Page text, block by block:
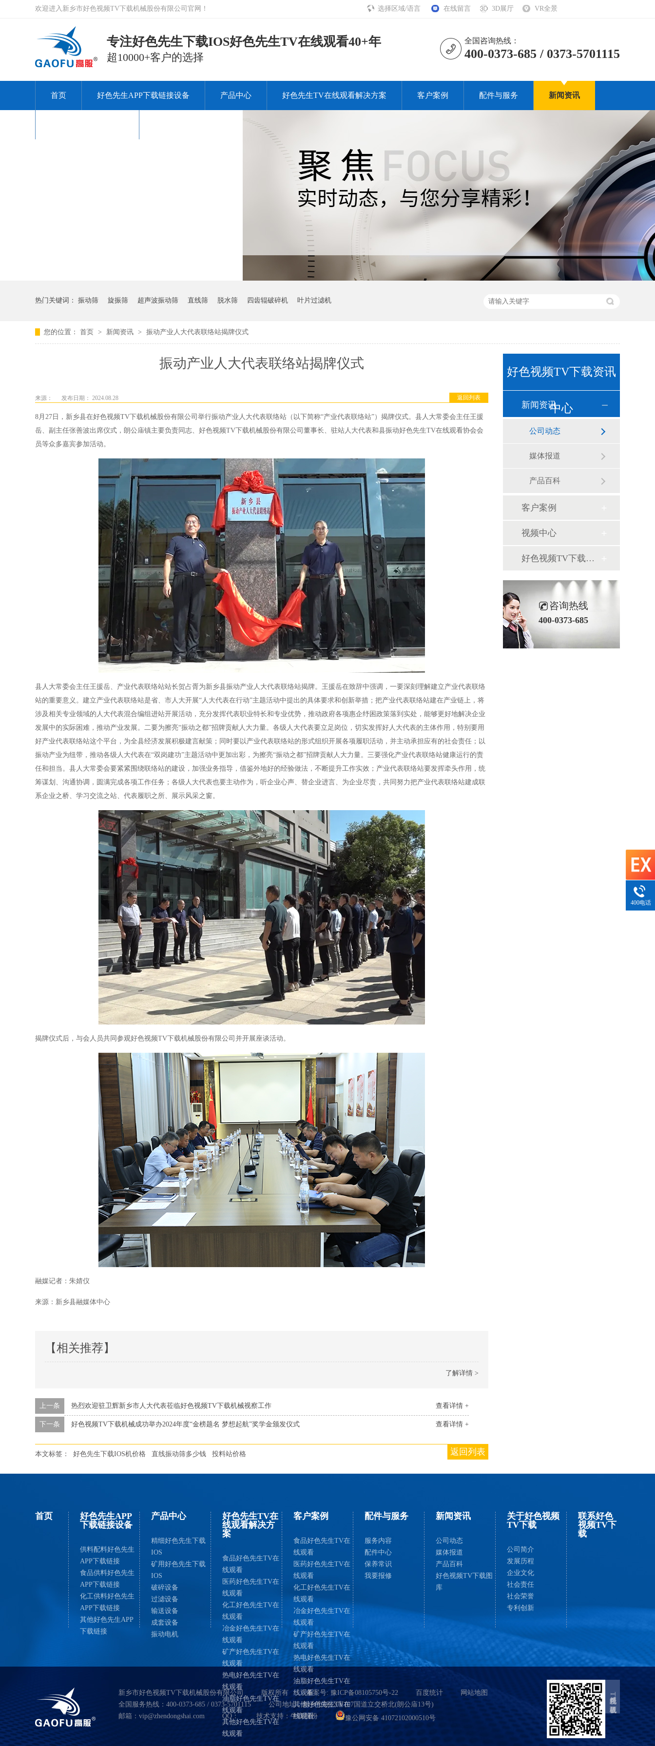
选择区域/语言 在线留言 3D展厅 VR全景
欢迎进入新乡市好色视频TV下载机械股份有限公司官网！
专注好色先生下载IOS好色先生TV在线观看40+年
超10000+客户的选择
全国咨询热线：
400-0373-685 / 0373-5701115
首页 好色先生APP下载链接设备 产品中心 好色先生TV在线观看解决方案 客户案例 配件与服务 新闻资讯
热门关键词： 振动筛 旋振筛 超声波振动筛 直线筛 脱水筛 四齿辊破碎机 叶片过滤机
您的位置： 首页 > 新闻资讯 > 振动产业人大代表联络站揭牌仪式
振动产业人大代表联络站揭牌仪式
返回列表
来源： 发布日期： 2024.08.28
8月27日，新乡县在好色视频TV下载机械股份有限公司举行振动产业人大代表联络站（以下简称“产业代表联络站”）揭牌仪式。县人大常委会主任王援
岳、副主任张善波出席仪式，朗公庙镇主要负责同志、好色视频TV下载机械股份有限公司董事长、驻站人大代表和县振动好色先生TV在线观看协会会
员等众多嘉宾参加活动。
县人大常委会主任王援岳、产业代表联络站站长贺占胥为新乡县振动产业人大代表联络站揭牌。王援岳在致辞中强调，一要深刻理解建立产业代表联络
站的重要意义。建立产业代表联络站是省、市人大开展“人大代表在行动”主题活动中提出的具体要求和创新举措；把产业代表联络站建在产业链上，将
涉及相关专业领域的人大代表混合编组进站开展活动，充分发挥代表职业特长和专业优势，推动政府各项惠企纾困政策落到实处，能够更好地解决企业
发展中的实际困难，推动产业发展。二要为擦亮“振动之都”招牌贡献人大力量。各级人大代表要立足岗位，切实发挥好人大代表的主体作用，特别要用
好产业代表联络站这个平台，为全县经济发展积极建言献策；同时要以产业代表联络站的形式组织开展各项履职活动，并主动承担应有的社会责任；以
振动产业为纽带，推动各级人大代表在“双岗建功”主题活动中更加出彩，为擦亮“振动之都”招牌贡献人大力量。三要强化产业代表联络站健康运行的责
任和担当。县人大常委会要紧紧围绕联络站的建设，加强业务指导，借鉴外地好的经验做法，不断提升工作实效；产业代表联络站要发挥牵头作用，统
筹谋划、沟通协调，圆满完成各项工作任务；各级人大代表也要主动作为，听企业心声、替企业进言、为企业尽责，共同努力把产业代表联络站建成联
系企业之桥、学习交流之站、代表履职之所、展示风采之窗。
揭牌仪式后，与会人员共同参观好色视频TV下载机械股份有限公司并开展座谈活动。
融媒记者：朱婧仪
来源：新乡县融媒体中心
【相关推荐】
了解详情 >
查看详情 +
上一条 热烈欢迎驻卫辉新乡市人大代表莅临好色视频TV下载机械视察工作
查看详情 +
下一条 好色视频TV下载机械成功举办2024年度“金榜题名 梦想起航”奖学金颁发仪式
返回列表
本文标签： 好色先生下载IOS机价格 直线振动筛多少钱 投料站价格
好色视频TV下载资讯
中心
新闻资讯
公司动态
媒体报道
产品百科
客户案例
视频中心
好色视频TV下载图库
咨询热线
400-0373-685
首页
好色先生APP
下载链接设备
供料配料好色先生
APP下载链接
食品供料好色先生
APP下载链接
化工供料好色先生
APP下载链接
其他好色先生APP
下载链接
产品中心
精细好色先生下载
IOS
矿用好色先生下载
IOS
破碎设备
过滤设备
输送设备
成套设备
振动电机
好色先生TV在
线观看解决方
案
食品好色先生TV在
线观看
医药好色先生TV在
线观看
化工好色先生TV在
线观看
冶金好色先生TV在
线观看
矿产好色先生TV在
线观看
热电好色先生TV在
线观看
油脂好色先生TV在
线观看
其他好色先生TV在
线观看
客户案例
食品好色先生TV在
线观看
医药好色先生TV在
线观看
化工好色先生TV在
线观看
冶金好色先生TV在
线观看
矿产好色先生TV在
线观看
热电好色先生TV在
线观看
油脂好色先生TV在
线观看
其他好色先生TV在
线观看
配件与服务
服务内容
配件中心
保养常识
我要报修
新闻资讯
公司动态
媒体报道
产品百科
好色视频TV下载图
库
关于好色视频
TV下载
公司简介
发展历程
企业文化
社会责任
社会荣誉
专利创新
联系好色
视频TV下
载
新乡市好色视频TV下载机械股份有限公司 版权所有 备案号:豫ICP备08105750号-22 百度统计
网站地图
全国服务热线：400-0373-685 / 0373-5701115
公司地址：新乡市朗公庙107国道立交桥北(朗公庙13号)
邮箱：vip@zhendongshai.com
QQ： 技术支持：牛商股份 豫公网安备 41072102000510号
好色视频TV下载机械
400电话